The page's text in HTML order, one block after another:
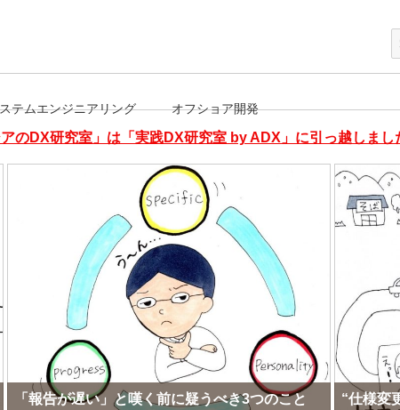
テムエンジニアリング オフショア開発
アのDX研究室」は「実践DX研究室 by ADX」に引っ越しまし
「報告が遅い」と嘆く前に疑うべき3つのこと
“仕様変